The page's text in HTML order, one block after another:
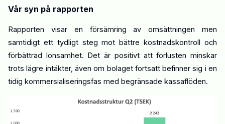
Vår syn på rapporten
Rapporten visar en försämring av omsättningen men
samtidigt ett tydligt steg motbättrekostnadskontroll och
förbättrad lönsamhet. Det är positivt att förlusten minskar
trots lägre intäkter, även om bolaget fortsatt befinner sig i en
tidig kommersialiseringsfas med begränsade kassaflöden.